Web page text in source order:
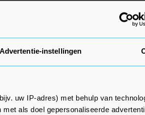
Advertentie-instellingen
uw IP-adres) met behulp van
als doel gepersonaliseerde